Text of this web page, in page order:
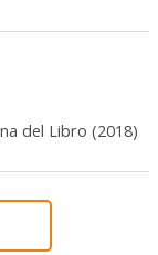
del Libro (2018)